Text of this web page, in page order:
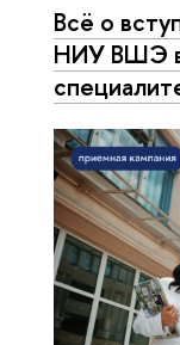
Всё о
НИУ ВШЭ в